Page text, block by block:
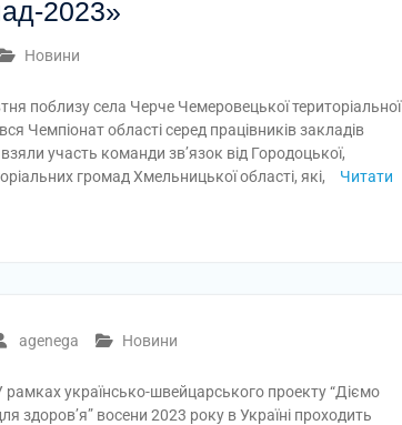
2023»
Новини
поблизу села Черче Чемеровецької територіальної
Чемпіонат області серед працівників закладів
участь команди зв’язок від Городоцької,
громад Хмельницької області, які,
Читати
agenega Новини
рамках українсько-швейцарського проекту “Діємо
здоров’я” восени 2023 року в Україні проходить